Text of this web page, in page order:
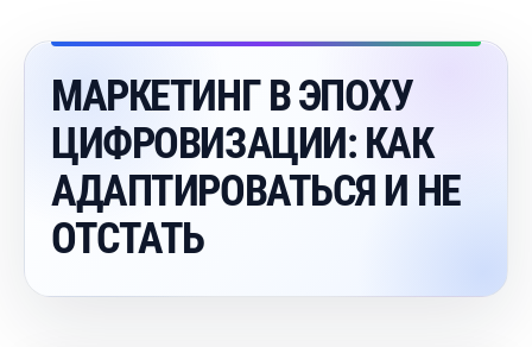
МАРКЕТИНГ В ЭПОХУ
ЦИФРОВИЗАЦИИ: КАК
АДАПТИРОВАТЬСЯ И НЕ
ОТСТАТЬ